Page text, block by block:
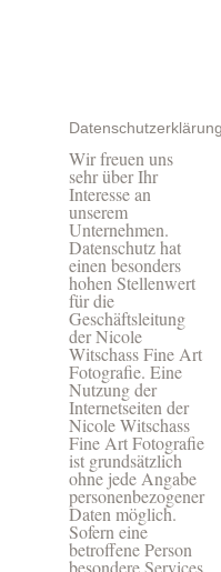
Wir freuen uns
sehr über Ihr
Interesse an
unserem
Unternehmen.
Datenschutz hat
einen besonders
hohen Stellenwert
für die
Geschäftsleitung
der Nicole
Witschass Fine Art
Fotografie. Eine
Nutzung der
Internetseiten der
Nicole Witschass
Fine Art Fotografie
ist grundsätzlich
ohne jede Angabe
personenbezogener
Daten möglich.
Sofern eine
betroffene Person
besondere Services